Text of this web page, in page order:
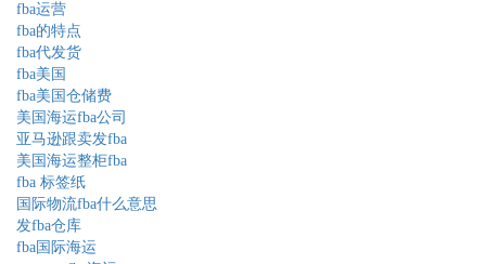
fba运营
fba的特点
fba代发货
fba美国
fba美国仓储费
美国海运fba公司
亚马逊跟卖发fba
美国海运整柜fba
fba 标签纸
国际物流fba什么意思
发fba仓库
fba国际海运